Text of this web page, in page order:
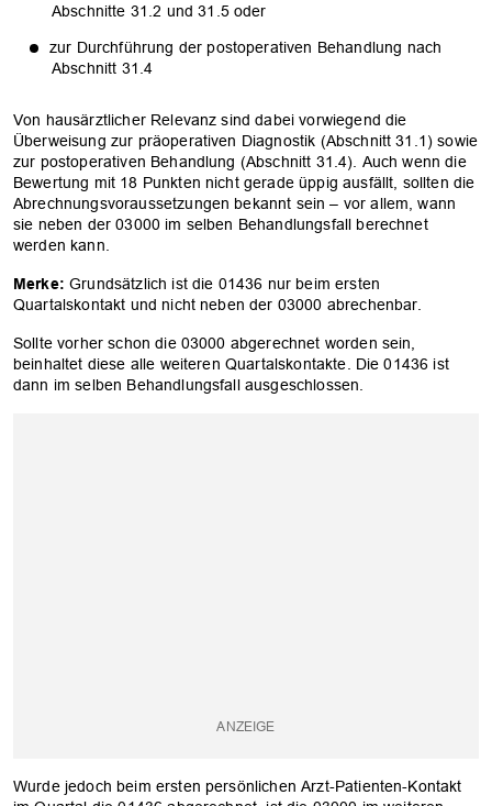
Abschnitte 31.2 und 31.5 oder
zur Durchführung der postoperativen Behandlung nach
Abschnitt 31.4
Von hausärztlicher Relevanz sind dabei vorwiegend die
Überweisung zur präoperativen Diagnostik (Abschnitt 31.1) sowie
zur postoperativen Behandlung (Abschnitt 31.4). Auch wenn die
Bewertung mit 18 Punkten nicht gerade üppig ausfällt, sollten die
Abrechnungsvoraussetzungen bekannt sein – vor allem, wann
sie neben der 03000 im selben Behandlungsfall berechnet
werden kann.
Merke: Grundsätzlich ist die 01436 nur beim ersten
Quartalskontakt und nicht neben der 03000 abrechenbar.
Sollte vorher schon die 03000 abgerechnet worden sein,
beinhaltet diese alle weiteren Quartalskontakte. Die 01436 ist
dann im selben Behandlungsfall ausgeschlossen.
Wurde jedoch beim ersten persönlichen Arzt-Patienten-Kontakt